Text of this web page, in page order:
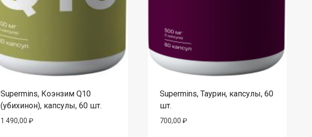
Supermins, Коэнзим Q10
(убихинон), капсулы, 60 шт.
1 490,00 ₽
Supermins, Таурин, капсулы, 60
шт.
700,00 ₽